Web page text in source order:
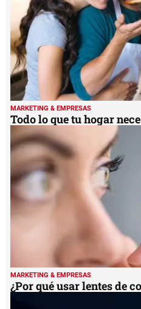
MARKETING & EMPRESAS
Todo lo que tu hogar
MARKETING & EMPRESAS
¿Por qué usar lentes de